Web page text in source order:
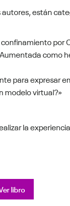
están
por
como
para expresar
modelo virtual?»
la
libro